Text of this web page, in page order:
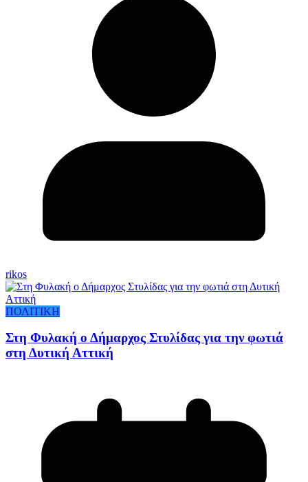
rikos
ΠΟΛΙΤΙΚΗ
Στη Φυλακή ο Δήμαρχος Στυλίδας για την φωτιά
στη Δυτική Αττική